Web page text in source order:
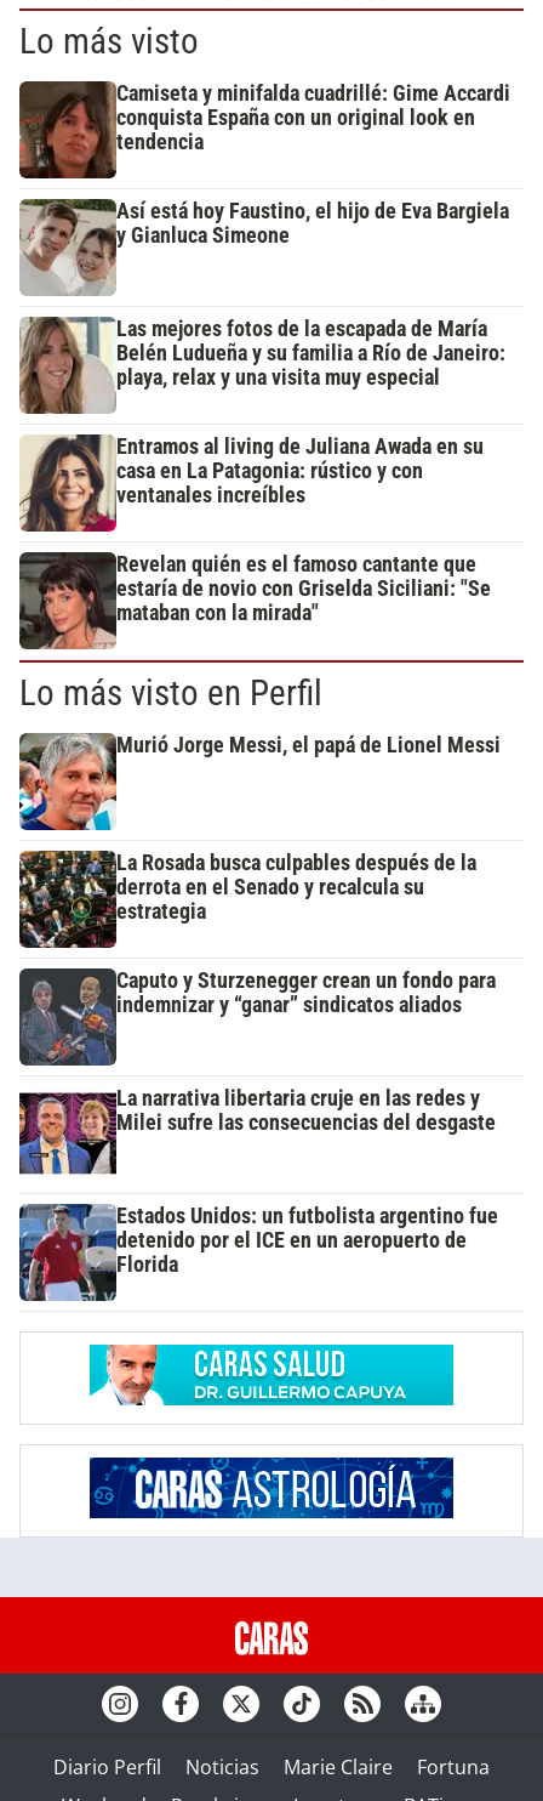
Lo más visto
Camiseta y minifalda cuadrillé: Gime Accardi
conquista España con un original look en
tendencia
Así está hoy Faustino, el hijo de Eva Bargiela
y Gianluca Simeone
Las mejores fotos de la escapada de María
Belén Ludueña y su familia a Río de Janeiro:
playa, relax y una visita muy especial
Entramos al living de Juliana Awada en su
casa en La Patagonia: rústico y con
ventanales increíbles
Revelan quién es el famoso cantante que
estaría de novio con Griselda Siciliani: "Se
mataban con la mirada"
Lo más visto en Perfil
Murió Jorge Messi, el papá de Lionel Messi
La Rosada busca culpables después de la
derrota en el Senado y recalcula su
estrategia
Caputo y Sturzenegger crean un fondo para
indemnizar y “ganar” sindicatos aliados
La narrativa libertaria cruje en las redes y
Milei sufre las consecuencias del desgaste
Estados Unidos: un futbolista argentino fue
detenido por el ICE en un aeropuerto de
Florida
Diario Perfil Noticias Marie Claire
Fortuna